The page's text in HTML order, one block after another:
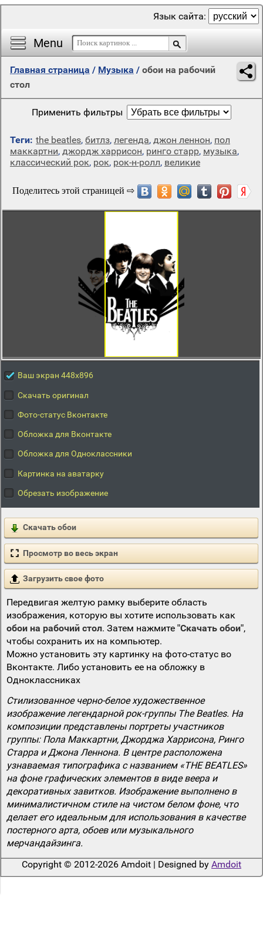
Menu
Язык сайта:
Главная страница / Музыка / обои на рабочий
стол
Применить фильтры
Теги: the beatles, битлз, легенда, джон леннон, пол
маккартни, джордж харрисон, ринго старр, музыка,
классический рок, рок, рок-н-ролл, великие
Ваш экран 448x896
Скачать оригинал
Фото-статус Вконтакте
Обложка для Вконтакте
Обложка для Одноклассники
Картинка на аватарку
Обрезать изображение
Скачать обои
Просмотр во весь экран
Загрузить свое фото
Передвигая желтую рамку выберите область
изображения, которую вы хотите использовать как
обои на рабочий стол. Затем нажмите "Скачать обои",
чтобы сохранить их на компьютер.
Можно установить эту картинку на фото-статус во
Вконтакте. Либо установить ее на обложку в
Одноклассниках
Стилизованное черно-белое художественное
изображение легендарной рок-группы The Beatles. На
композиции представлены портреты участников
группы: Пола Маккартни, Джорджа Харрисона, Ринго
Старра и Джона Леннона. В центре расположена
узнаваемая типографика с названием «THE BEATLES»
на фоне графических элементов в виде веера и
декоративных завитков. Изображение выполнено в
минималистичном стиле на чистом белом фоне, что
делает его идеальным для использования в качестве
постерного арта, обоев или музыкального
мерчандайзинга.
Copyright © 2012-2026 Amdoit | Designed by Amdoit